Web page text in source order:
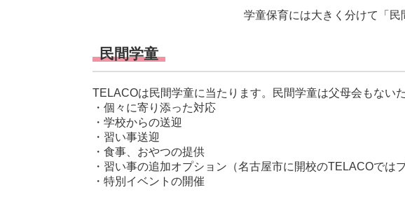
学童保育には大きく分けて「民
民間学童
TELACOは民間学童に当たります。民間学童は父母会もない
・個々に寄り添った対応
・学校からの送迎
・習い事送迎
・食事、おやつの提供
・習い事の追加オプション（名古屋市に開校のTELACOでは
・特別イベントの開催